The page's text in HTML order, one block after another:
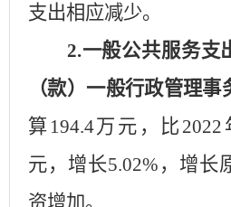
支出相应减少。
2.一般公共服务支
（款）一般行政管理事
算 194.4万元，比
元，增长5.02%，增长
资增加。